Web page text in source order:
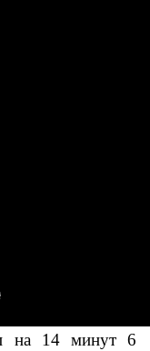
на 14 минут 6